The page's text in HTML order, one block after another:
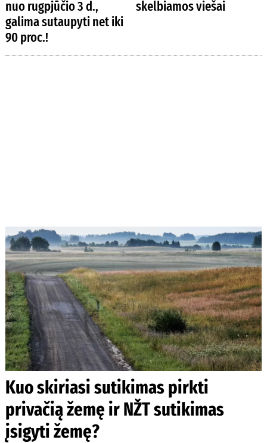
nuo rugpjūčio 3 d.,
galima sutaupyti net iki
90 proc.!
skelbiamos viešai
Kuo skiriasi sutikimas pirkti
privačią žemę ir NŽT sutikimas
įsigyti žemę?